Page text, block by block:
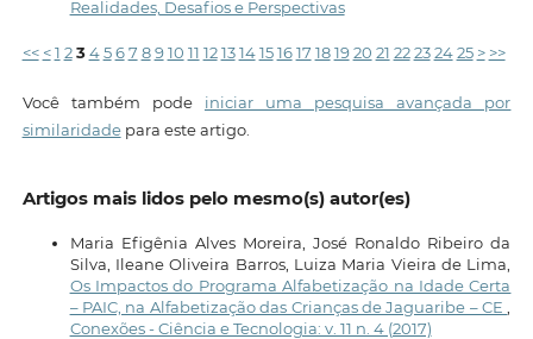
Realidades, Desafios e Perspectivas
<< < 1 2 3 4 5 6 7 8 9 10 11 12 13 14 15 16 17 18 19 20 21 22 23 24 25 > >>
Você também pode iniciar uma pesquisa avançada por
similaridadepara este artigo.
Artigos mais lidos pelo mesmo(s) autor(es)
Maria Efigênia Alves Moreira, José Ronaldo Ribeiro da
Silva, Ileane Oliveira Barros, Luiza Maria Vieira de Lima,
Os Impactos do Programa Alfabetização na Idade Certa
– PAIC, na Alfabetização das Crianças de Jaguaribe – CE
Conexões - Ciência e Tecnologia: v. 11 n. 4 (2017)